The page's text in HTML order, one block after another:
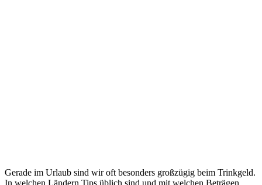
Gerade im Urlaub sind wir oft besonders großzügig beim Trinkgeld.
In welchen Ländern Tips üblich sind und mit welchen Beträgen